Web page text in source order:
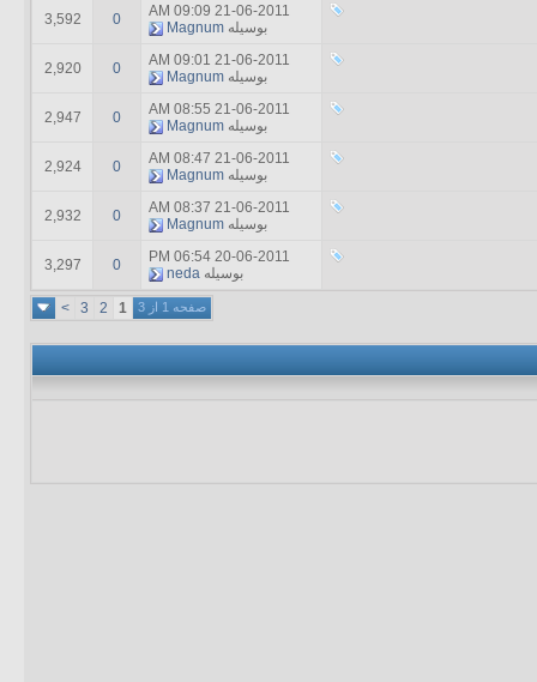
21-06-2011
09:09 AM
بوسیله Magnum
0
3,592
21-06-2011
09:01 AM
بوسیله Magnum
0
2,920
21-06-2011
08:55 AM
بوسیله Magnum
0
2,947
21-06-2011
08:47 AM
بوسیله Magnum
0
2,924
21-06-2011
08:37 AM
بوسیله Magnum
0
2,932
20-06-2011
06:54 PM
بوسیله neda
0
3,297
صفحه 1 از 3 1
2
3
>